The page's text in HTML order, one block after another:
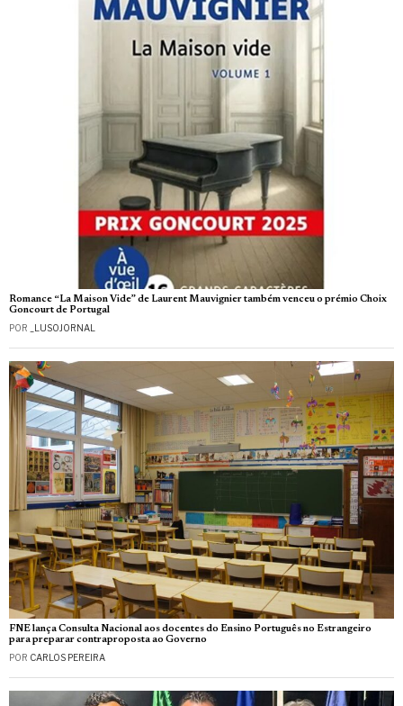
Romance “La Maison Vide” de Laurent Mauvignier também venceu o prémio Choix
Goncourt de Portugal
POR _LUSOJORNAL
FNE lança Consulta Nacional aos docentes do Ensino Português no Estrangeiro
para preparar contraproposta ao Governo
POR CARLOS PEREIRA